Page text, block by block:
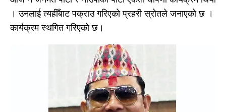
। उनलाई त्यहीँबाट पक्राउ गरिएको प्रहरी स्रोतले जनाएको छ ।
कार्यक्रम स्थगित गरिएकाे छ।